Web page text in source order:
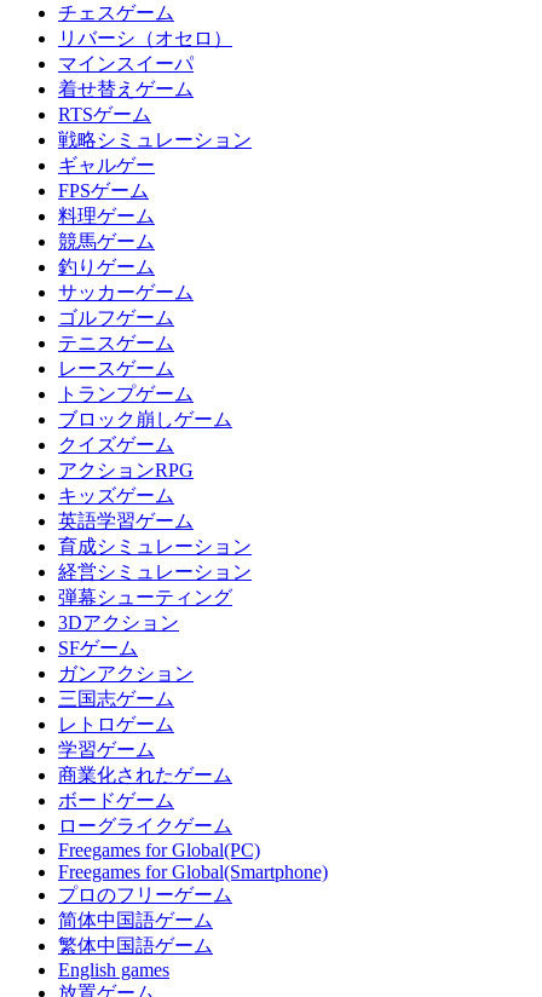
チェスゲーム
リバーシ（オセロ）
マインスイーパ
着せ替えゲーム
RTSゲーム
戦略シミュレーション
ギャルゲー
FPSゲーム
料理ゲーム
競馬ゲーム
釣りゲーム
サッカーゲーム
ゴルフゲーム
テニスゲーム
レースゲーム
トランプゲーム
ブロック崩しゲーム
クイズゲーム
アクションRPG
キッズゲーム
英語学習ゲーム
育成シミュレーション
経営シミュレーション
弾幕シューティング
3Dアクション
SFゲーム
ガンアクション
三国志ゲーム
レトロゲーム
学習ゲーム
商業化されたゲーム
ボードゲーム
ローグライクゲーム
Freegames for Global(PC)
Freegames for Global(Smartphone)
プロのフリーゲーム
简体中国語ゲーム
繁体中国語ゲーム
English games
放置ゲーム